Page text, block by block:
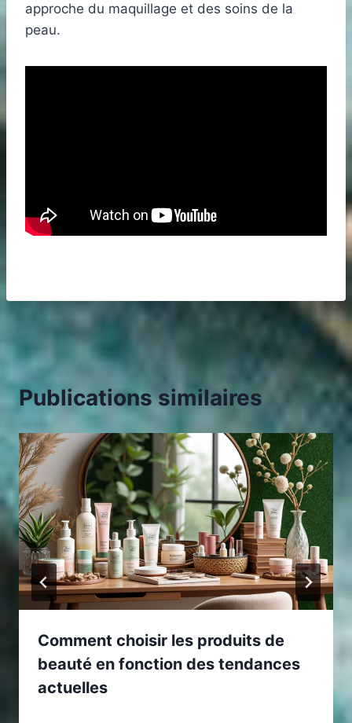
approche du maquillage et des soins de la
peau.
Publications similaires
Comment choisir les produits de
beauté en fonction des tendances
actuelles